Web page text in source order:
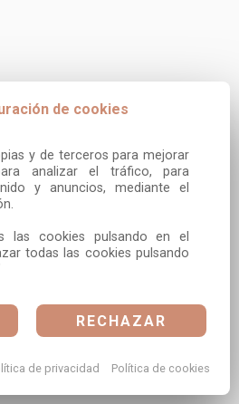
de cookies
y de terceros para mejorar
analizar el tráfico, para
y anuncios, mediante el
las cookies pulsando en el
todas las cookies pulsando
RECHAZAR
de privacidad Política de cookies